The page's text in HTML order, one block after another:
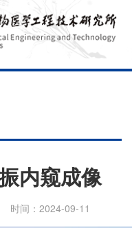
内窥成像
时间：2024-09-11